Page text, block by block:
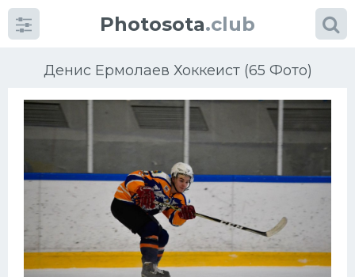
Photosota.club
Денис Ермолаев Хоккеист (65 Фото)
КатегорииФото
Еще картинки...
Футбол